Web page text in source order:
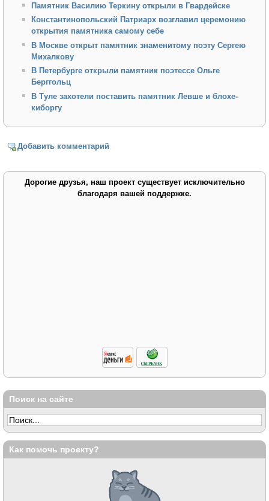
Памятник Василию Теркину открыли в Гвардейске
Константинопольский Патриарх возглавил церемонию
открытия памятника самому себе
В Москве открыт памятник знаменитому поэту Сергею
Михалкову
В Петербурге открыли памятник поэтессе Ольге
Берггольц
В Туле захотели поставить памятник Левше и блохе-
киборгу
Добавить комментарий
Дорогие друзья, наш проект существует исключительно
благодаря вашей поддержке.
Поиск на сайте
Как помочь проекту?